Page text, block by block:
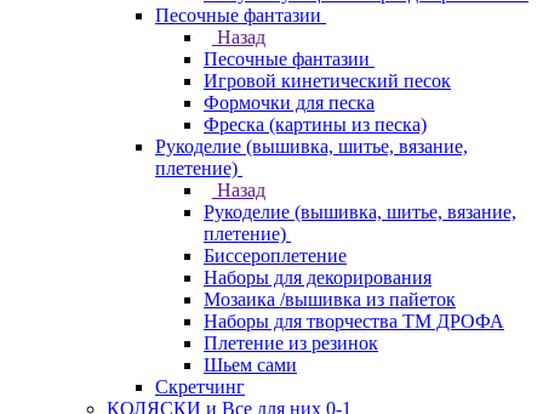
Песочные фантазии
Назад
Песочные фантазии
Игровой кинетический песок
Формочки для песка
Фреска (картины из песка)
Рукоделие (вышивка, шитье, вязание,
плетение)
Назад
Рукоделие (вышивка, шитье, вязание,
плетение)
Биссероплетение
Наборы для декорирования
Мозаика /вышивка из пайеток
Наборы для творчества ТМ ДРОФА
Плетение из резинок
Шьем сами
Скретчинг
КОЛЯСКИ и Все для них 0-1